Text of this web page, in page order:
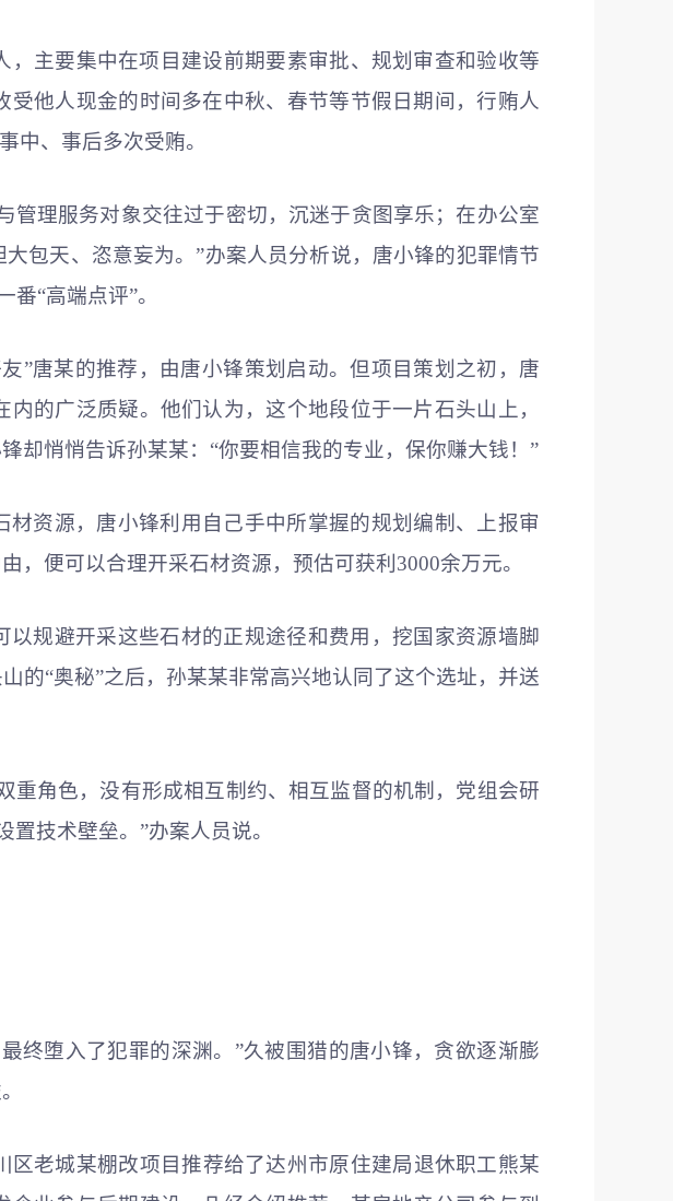
主要集中在项目建设前期要素审批、规划审查和验收等
他人现金的时间多在中秋、春节等节假日期间，行贿人
中、事后多次受贿。
管理服务对象交往过于密切，沉迷于贪图享乐；在办公室
包天、恣意妄为。”办案人员分析说，唐小锋的犯罪情节
“高端点评”。
”唐某的推荐，由唐小锋策划启动。但项目策划之初，唐
的广泛质疑。他们认为，这个地段位于一片石头山上，
却悄悄告诉孙某某：“你要相信我的专业，保你赚大钱！”
资源，唐小锋利用自己手中所掌握的规划编制、上报审
便可以合理开采石材资源，预估可获利3000余万元。
规避开采这些石材的正规途径和费用，挖国家资源墙脚
的“奥秘”之后，孙某某非常高兴地认同了这个选址，并送
重角色，没有形成相互制约、相互监督的机制，党组会研
技术壁垒。”办案人员说。
终堕入了犯罪的深渊。”久被围猎的唐小锋，贪欲逐渐膨
老城某棚改项目推荐给了达州市原住建局退休职工熊某